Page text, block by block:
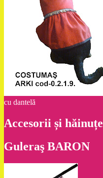
cu dantelă
Accesorii și hăinuțe
Guleraş BARON